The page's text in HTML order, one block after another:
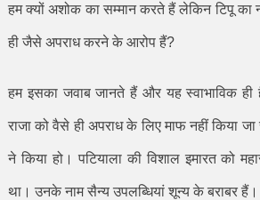
हम क्यों अशोक का सम्मान करते हैं लेकिन टिपू का
ही जैसे अपराध करने के आरोप हैं?
हम इसका जवाब जानते हैं और यह स्वाभाविक
राजा को वैसे ही अपराध के लिए माफ नहीं किया
ने किया हो। पटियाला की विशाल इमारत को
था। उनके नाम सैन्य उपलब्धियां शून्य के बराबर हैं।